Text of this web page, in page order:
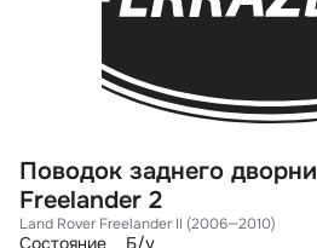
Поводок заднего
Freelander 2
Land Rover Freelander II (2006—2010)
Состояние
Б/у